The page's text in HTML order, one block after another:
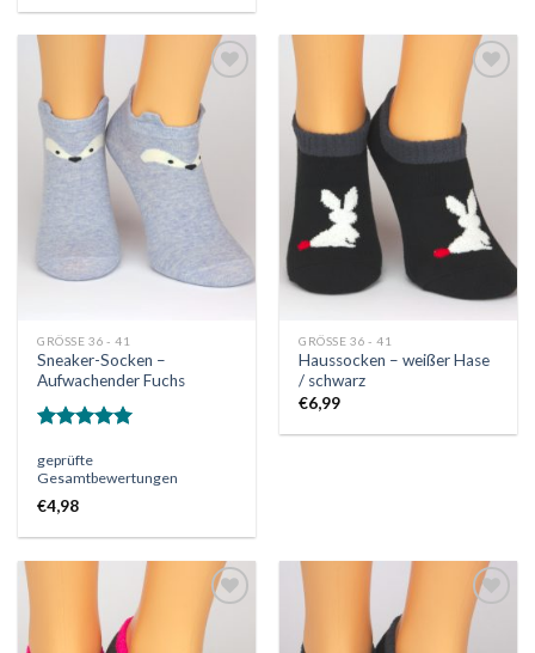
Wunschliste
GRÖSSE 36 - 41
Sneaker-Socken –
Aufwachender Fuchs
mit5.00
von 5
geprüfte
Gesamtbewertungen
€4,98
die
Wunschliste
GRÖSSE 36 - 41
Haussocken – weißer Hase
/ schwarz
€6,99